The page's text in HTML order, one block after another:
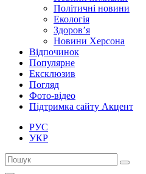
Політичні новини
Екологія
Здоров’я
Новини Херсона
Відпочинок
Популярне
Ексклюзив
Погляд
Фото-відео
Підтримка сайту Акцент
РУС
УКР